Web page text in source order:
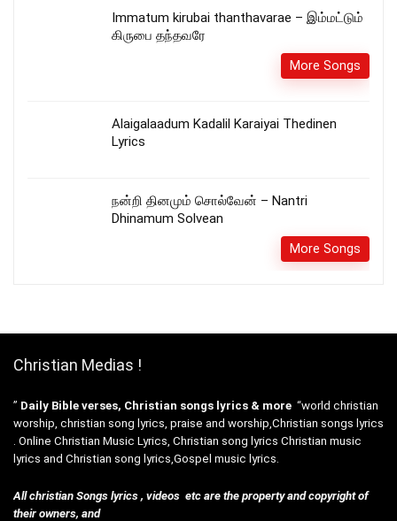
Immatum kirubai thanthavarae – இம்மட்டும்
கிருபை தந்தவரே
More Songs
Alaigalaadum Kadalil Karaiyai Thedinen
Lyrics
நன்றி தினமும் சொல்வேன் – Nantri
Dhinamum Solvean
More Songs
Christian Medias !
” Daily Bible verses, Christian songs lyrics & more “world christian
worship, christian song lyrics, praise and worship,Christian songs lyrics
. Online Christian Music Lyrics, Christian song lyrics Christian music
lyrics and Christian song lyrics,Gospel music lyrics.
All christian Songs lyrics , videos etc are the property and copyright of
their owners, and